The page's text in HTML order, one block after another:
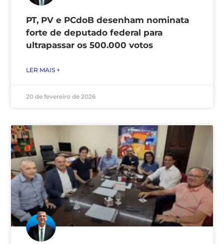
PT, PV e PCdoB desenham nominata
forte de deputado federal para
ultrapassar os 500.000 votos
LER MAIS +
20 de fevereiro de 2026